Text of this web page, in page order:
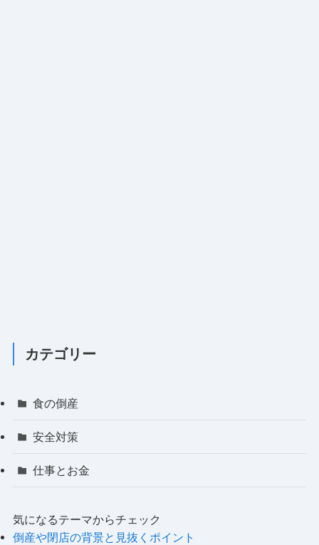
カテゴリー
食の倒産
安全対策
仕事とお金
気になるテーマからチェック
倒産や閉店の背景と見抜くポイント